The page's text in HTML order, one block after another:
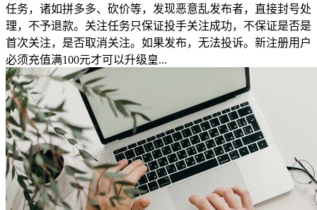
任务，诸如拼多多、砍价等，发现恶意乱发布者，直接封号处
理，不予退款。关注任务只保证投手关注成功，不保证是否是
首次关注，是否取消关注。如果发布，无法投诉。新注册用户
必须充值满100元才可以升级皇...